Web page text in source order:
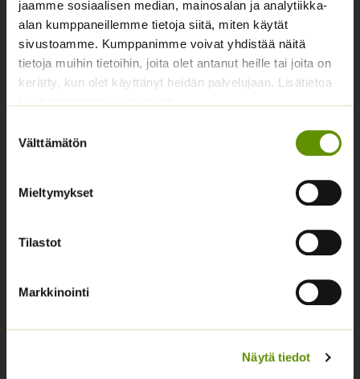
jaamme sosiaalisen median, mainosalan ja analytiikka-
alan kumppaneillemme tietoja siitä, miten käytät
sivustoamme. Kumppanimme voivat yhdistää näitä
tietoja muihin tietoihin, joita olet antanut heille tai joita on
kerätty, kun olet käyttänyt heidän palvelujaan. Lisätietoa
valinta
Välttämätön
Mieltymykset
Tilastot
Markkinointi
Näytä tiedot
Yhteystiedot
Asiakaspalvelu avoinna arkisin klo 10-17
02 631 9700
info@siemenvesa.fi
Keskuskatu 40, Aito kaupan yhteydessä. 38700
Noutopiste avoinna sopimuksen mukaan ja arkisin 10-
17.
Tuoteryhmät